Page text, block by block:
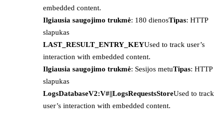
embedded content.
Ilgiausia saugojimo trukmė: 180 dienosTipas: HTTP
slapukas
LAST_RESULT_ENTRY_KEYUsed to track user’s
interaction with embedded content.
Ilgiausia saugojimo trukmė: Sesijos metuTipas: HTTP
slapukas
LogsDatabaseV2:V#||LogsRequestsStoreUsed to track
user’s interaction with embedded content.